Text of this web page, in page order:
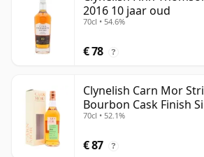
2016 10 jaar oud
70cl • 54.6%
€ 78 ?
Clynelish Carn Mor
Bourbon Cask Finish
oud
70cl • 52.1%
€ 87 ?